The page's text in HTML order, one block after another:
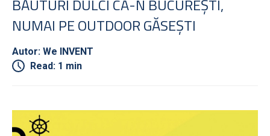
BĂUTURI DULCI CA-N BUCUREȘTI,
NUMAI PE OUTDOOR GĂSEȘTI
Autor: We INVENT
Read: 1 min